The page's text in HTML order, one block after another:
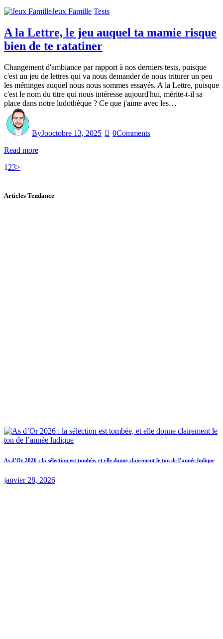
Jeux Famille Tests
A la Lettre, le jeu auquel ta mamie risque
bien de te ratatiner
Changement d'ambiance par rapport à nos derniers tests, puisque
c'est un jeu de lettres qui va nous demander de nous triturer un peu
les méninges auquel nous nous sommes essayés. A la Lettre, puisque
c'est le nom du titre qui nous intéresse aujourd'hui, mérite-t-il sa
place dans notre ludothèque ? Ce que j'aime avec les…
ByJooctobre 13, 2025 0Comments
Read more
1 23>
Articles Tendance
As d’Or 2026 : la sélection est tombée, et elle donne clairement le ton de l’année ludique
janvier 28, 2026